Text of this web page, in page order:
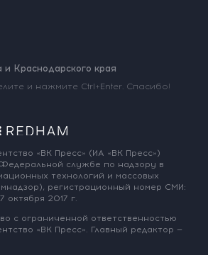
Краснодарского края
и нажмите Ctrl+Enter. Спасибо!
«ВК Пресс» (ИА «ВК Пресс»)
службе по надзору в
технологий и массовых
регистрационный номер СМИ:
октября 2017 г.
с ограниченной ответственностью
«ВК Пресс». Главный редактор —